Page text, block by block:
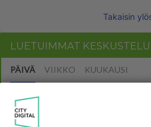
Takaisin
LUETUIMMAT
PÄIVÄ VIIKKO KUUKAUSI
Martinan bisneksillä ei mene
05.08.2026 05:51